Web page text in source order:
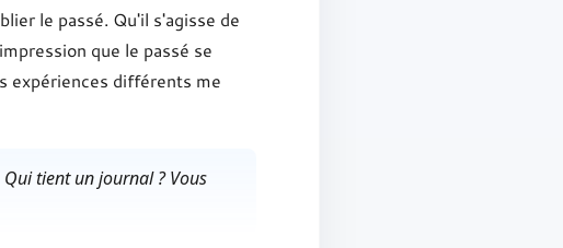
le passé. Qu'il s'agisse de
que le passé se
expériences différents me
tient un journal ? Vous